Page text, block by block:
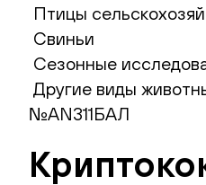
Птицы
Свиньи
Сезонные
Другие виды
№AN311БАЛ